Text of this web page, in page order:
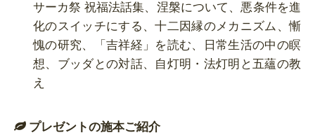
サーカ祭 祝福法話集、涅槃について、悪条件を進
化のスイッチにする、十二因縁のメカニズム、慚
愧の研究、「吉祥経」を読む、日常生活の中の瞑
想、ブッダとの対話、自灯明・法灯明と五蘊の教
え
プレゼントの施本ご紹介